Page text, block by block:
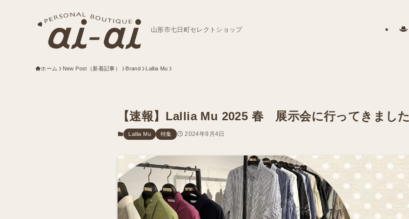
山形市七日町セレクトショップ
ホーム New Post（新着記事） Brand Lallia Mu
【速報】Lallia Mu 2025 春 展示会に行ってきました
Lallia Mu 特集 2024年9月4日